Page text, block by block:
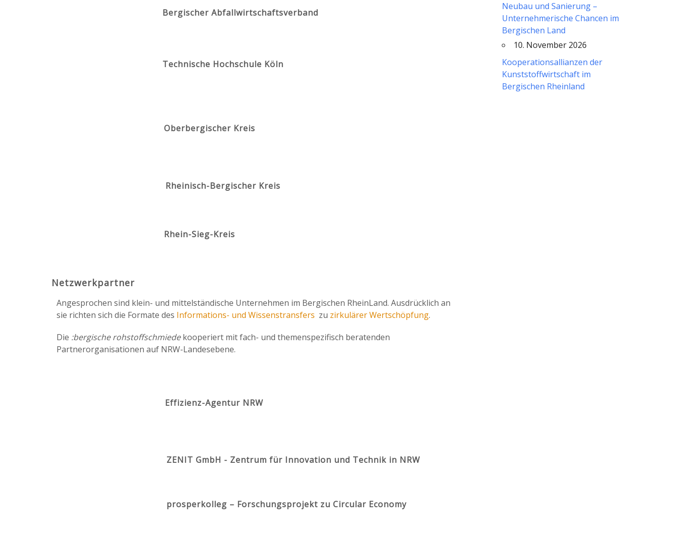
Bergischer Abfallwirtschaftsverband
Technische Hochschule Köln
Oberbergischer Kreis
Rheinisch-Bergischer Kreis
Rhein-Sieg-Kreis
Netzwerkpartner
Angesprochen sind klein- und mittelständische Unternehmen im Bergischen RheinLand. Ausdrücklich an
sie richten sich die Formate des Informations- und Wissenstransfers zu zirkulärer Wertschöpfung.
Die :bergische rohstoffschmiedekooperiert mit fach- und themenspezifisch beratenden
Partnerorganisationen auf NRW-Landesebene.
Effizienz-Agentur NRW
ZENIT GmbH - Zentrum für Innovation und Technik in NRW
prosperkolleg – Forschungsprojekt zu Circular Economy
Neubau und Sanierung –
Unternehmerische Chancen im
Bergischen Land
10. November 2026
Kooperationsallianzen der
Kunststoffwirtschaft im
Bergischen Rheinland